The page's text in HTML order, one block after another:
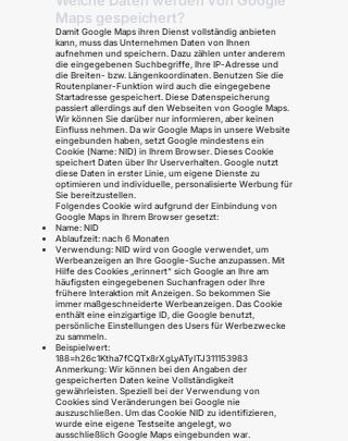
Maps gespeichert?
Damit Google Maps ihren Dienst vollständig anbieten
kann, muss das Unternehmen Daten von Ihnen
aufnehmen und speichern. Dazu zählen unter anderem
die eingegebenen Suchbegriffe, Ihre IP-Adresse und
die Breiten- bzw. Längenkoordinaten. Benutzen Sie die
Routenplaner-Funktion wird auch die eingegebene
Startadresse gespeichert. Diese Datenspeicherung
passiert allerdings auf den Webseiten von Google Maps.
Wir können Sie darüber nur informieren, aber keinen
Einfluss nehmen. Da wir Google Maps in unsere Website
eingebunden haben, setzt Google mindestens ein
Cookie (Name: NID) in Ihrem Browser. Dieses Cookie
speichert Daten über Ihr Userverhalten. Google nutzt
diese Daten in erster Linie, um eigene Dienste zu
optimieren und individuelle, personalisierte Werbung für
Sie bereitzustellen.
Folgendes Cookie wird aufgrund der Einbindung von
Google Maps in Ihrem Browser gesetzt:
Name: NID
Ablaufzeit: nach 6 Monaten
Verwendung: NID wird von Google verwendet, um
Werbeanzeigen an Ihre Google-Suche anzupassen. Mit
Hilfe des Cookies „erinnert“ sich Google an Ihre am
häufigsten eingegebenen Suchanfragen oder Ihre
frühere Interaktion mit Anzeigen. So bekommen Sie
immer maßgeschneiderte Werbeanzeigen. Das Cookie
enthält eine einzigartige ID, die Google benutzt,
persönliche Einstellungen des Users für Werbezwecke
zu sammeln.
Beispielwert:
188=h26c1Ktha7fCQTx8rXgLyATyITJ311153983
Anmerkung: Wir können bei den Angaben der
gespeicherten Daten keine Vollständigkeit
gewährleisten. Speziell bei der Verwendung von
Cookies sind Veränderungen bei Google nie
auszuschließen. Um das Cookie NID zu identifizieren,
wurde eine eigene Testseite angelegt, wo
ausschließlich Google Maps eingebunden war.